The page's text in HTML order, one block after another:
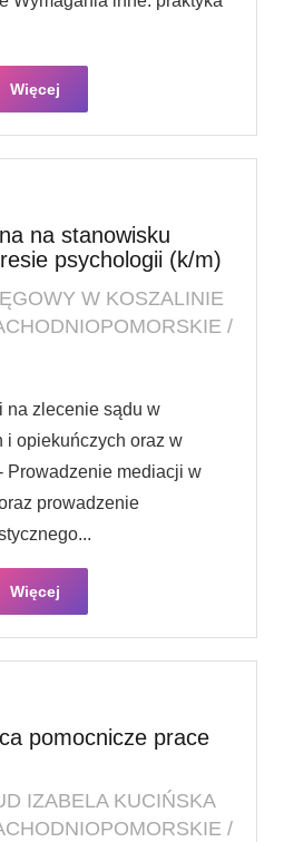
Więcej
na stanowisku
psychologii (k/m)
W KOSZALINIE
/
na zlecenie sądu w
i opiekuńczych oraz w
Prowadzenie mediacji w
prowadzenie
Więcej
pomocnicze prace
IZABELA KUCIŃSKA
/